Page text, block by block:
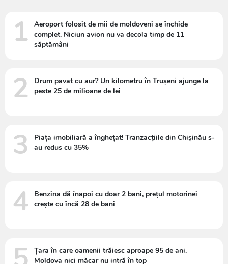
1
Aeroport folosit de mii de moldoveni se închide
complet. Niciun avion nu va decola timp de 11
săptămâni
2
Drum pavat cu aur? Un kilometru în Trușeni ajunge la
peste 25 de milioane de lei
3
Piața imobiliară a înghețat! Tranzacțiile din Chișinău s-
au redus cu 35%
4
Benzina dă înapoi cu doar 2 bani, prețul motorinei
crește cu încă 28 de bani
Țara în care oamenii trăiesc aproape 95 de ani.
Moldova nici măcar nu intră în top